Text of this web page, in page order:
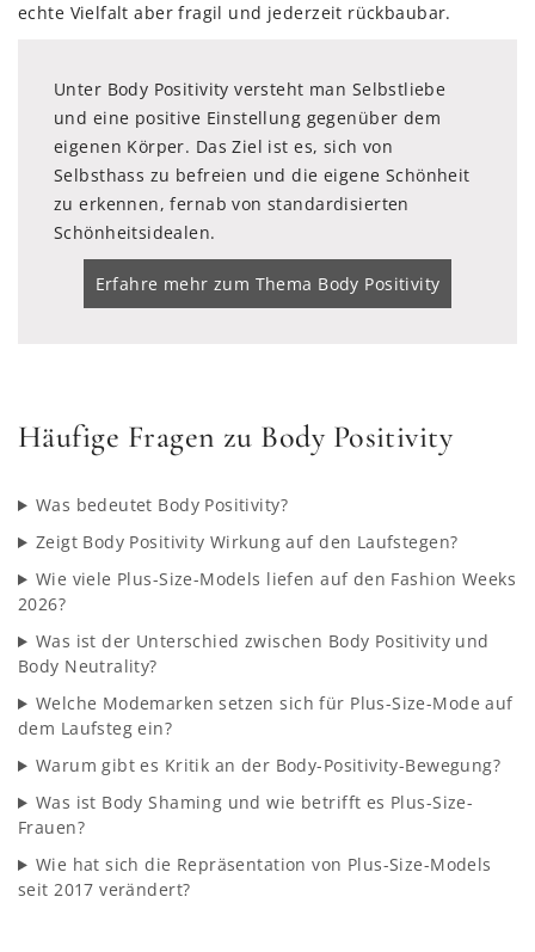
echte Vielfalt aber fragil und jederzeit rückbaubar.
Unter Body Positivity versteht man Selbstliebe
und eine positive Einstellung gegenüber dem
eigenen Körper. Das Ziel ist es, sich von
Selbsthass zu befreien und die eigene Schönheit
zu erkennen, fernab von standardisierten
Schönheitsidealen.
Erfahre mehr zum Thema Body Positivity
Häufige Fragen zu Body Positivity
Was bedeutet Body Positivity?
Zeigt Body Positivity Wirkung auf den Laufstegen?
Wie viele Plus-Size-Models liefen auf den Fashion Weeks
2026?
Was ist der Unterschied zwischen Body Positivity und
Body Neutrality?
Welche Modemarken setzen sich für Plus-Size-Mode auf
dem Laufsteg ein?
Warum gibt es Kritik an der Body-Positivity-Bewegung?
Was ist Body Shaming und wie betrifft es Plus-Size-
Frauen?
Wie hat sich die Repräsentation von Plus-Size-Models
seit 2017 verändert?